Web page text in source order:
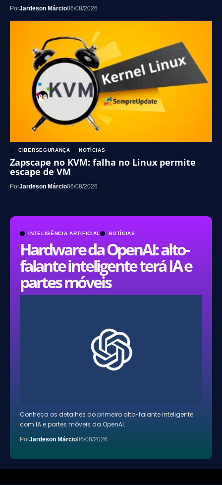
INTELIGÊNCIA ARTIFICIAL NOTÍCIAS
Hardware da OpenAI: alto-
falante inteligente terá IA e
partes móveis
Conheça os detalhes do primeiro alto-falante inteligente
com IA e partes móveis da OpenAI.
PorJardeson Márcio06/08/2026
PorJardeson Márcio06/08/2026
CIBERSEGURANÇA NOTÍCIAS
Zapscape no KVM: falha no Linux permite
escape de VM
PorJardeson Márcio06/08/2026